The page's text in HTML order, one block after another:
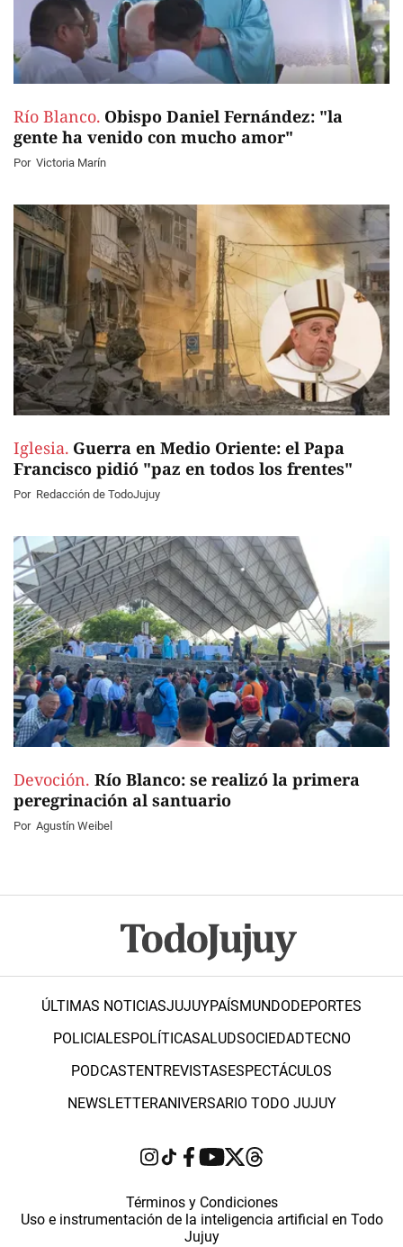
Río Blanco. Obispo Daniel Fernández: "la
gente ha venido con mucho amor"
Por Victoria Marín
Iglesia. Guerra en Medio Oriente: el Papa
Francisco pidió "paz en todos los frentes"
Por Redacción de TodoJujuy
Devoción. Río Blanco: se realizó la primera
peregrinación al santuario
Por Agustín Weibel
ÚLTIMAS NOTICIASJUJUYPAÍSMUNDODEPORTES
POLICIALESPOLÍTICASALUDSOCIEDADTECNO
PODCASTENTREVISTASESPECTÁCULOS
NEWSLETTERANIVERSARIO TODO JUJUY
Términos y Condiciones
Uso e instrumentación de la inteligencia artificial en Todo
Jujuy